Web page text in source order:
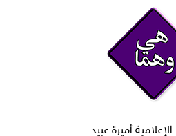
أميرة عبيد